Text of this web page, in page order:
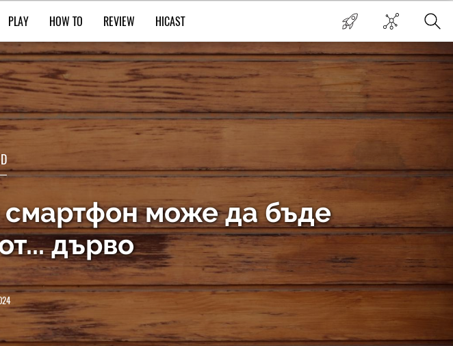
PLAY HOW TO REVIEW HICAST
смартфон може да бъде
дърво